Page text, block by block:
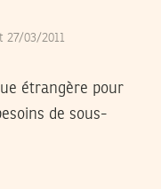
27/03/2011
étrangère pour
de sous-